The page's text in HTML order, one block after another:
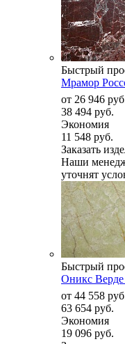
Быстрый
Мрамор
от 26 946
38 494 руб.
Экономия
11 548 руб.
Заказать
Наши
уточнят
Быстрый
Оникс
от 44 558
63 654 руб.
Экономия
19 096 руб.